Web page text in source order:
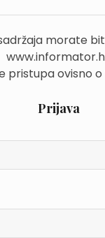
morate
pristupa ovisno
Prijava